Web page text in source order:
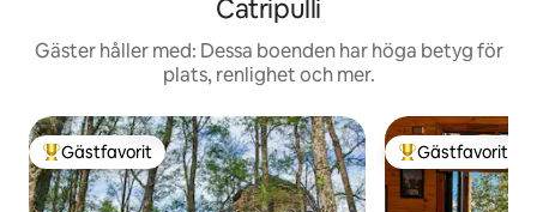
Catripulli
Gäster håller med: Dessa boenden har höga betyg för
plats, renlighet och mer.
Populär gästfavorit
Gästfavorit Populär
Gästfavorit